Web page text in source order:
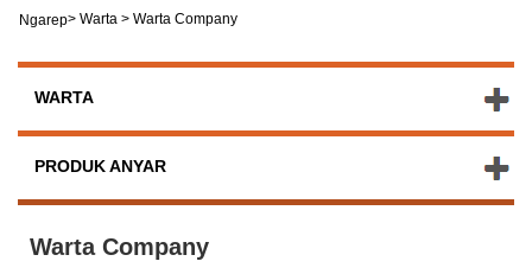
Ngarep> Warta > Warta Company
WARTA
PRODUK ANYAR
Warta Company